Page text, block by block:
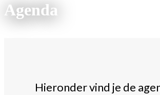
Agenda
Hieronder vind je de